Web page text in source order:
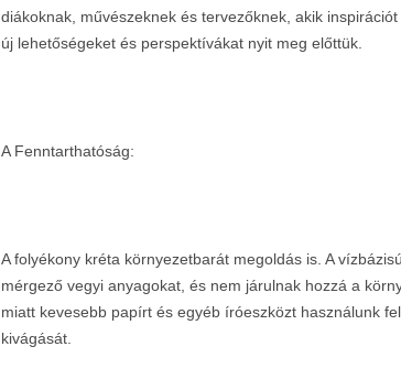
diákoknak, művészeknek és tervezőknek, akik
új lehetőségeket és perspektívákat nyit meg előttük.
A Fenntarthatóság:
A folyékony kréta környezetbarát megoldás is. A
mérgező vegyi anyagokat, és nem járulnak hozzá a
miatt kevesebb papírt és egyéb íróeszközt használunk
kivágását.